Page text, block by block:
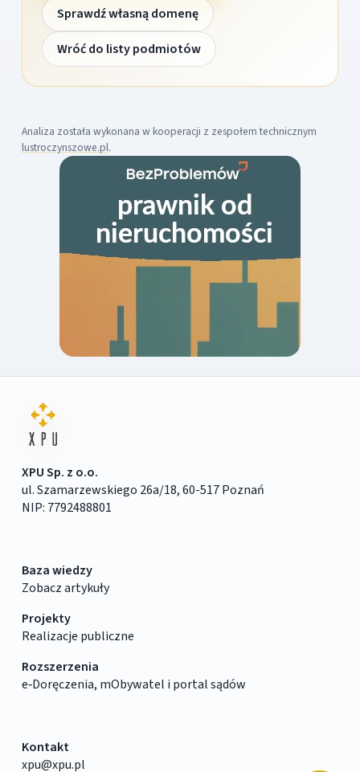
Sprawdź własną domenę
Wróć do listy podmiotów
Analiza została wykonana w kooperacji z zespołem technicznym
lustroczynszowe.pl.
XPU Sp. z o.o.
ul. Szamarzewskiego 26a/18, 60-517 Poznań
NIP: 7792488801
Baza wiedzy
Zobacz artykuły
Projekty
Realizacje publiczne
Rozszerzenia
e‑Doręczenia, mObywatel i portal sądów
Kontakt
xpu@xpu.pl